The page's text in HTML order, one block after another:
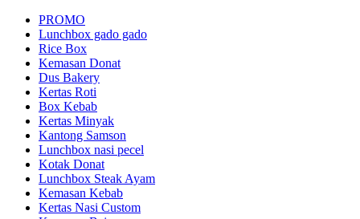
PROMO
Lunchbox gado gado
Rice Box
Kemasan Donat
Dus Bakery
Kertas Roti
Box Kebab
Kertas Minyak
Kantong Samson
Lunchbox nasi pecel
Kotak Donat
Lunchbox Steak Ayam
Kemasan Kebab
Kertas Nasi Custom